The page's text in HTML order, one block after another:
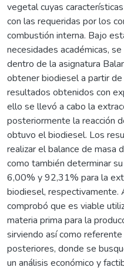
vegetal cuyas
con las requeridas por los
combustión interna. Bajo
necesidades académicas,
dentro de la asignatura
obtener biodiesel a partir
resultados obtenidos con
ello se llevó a cabo la
posteriormente la reacción
obtuvo el biodiesel. Los
realizar el balance de masa
como también determinar
6,00% y 92,31% para la
biodiesel, respectivamente.
comprobó que es viable
materia prima para la
sirviendo así como
posteriores, donde se
un análisis económico y